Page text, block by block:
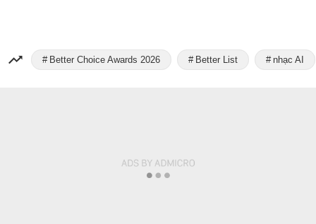
Better Choice Awards 2026 Better List nhạc AI